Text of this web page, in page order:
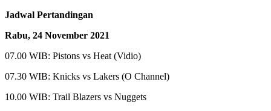
Jadwal Pertandingan
Rabu, 24 November 2021
07.00 WIB: Pistons vs Heat (Vidio)
07.30 WIB: Knicks vs Lakers (O Channel)
10.00 WIB: Trail Blazers vs Nuggets